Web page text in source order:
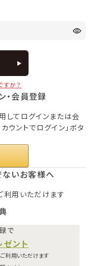
か？
・会員登録
てログインまたは会
ウントでログイン」ボタ
いお客様へ
用いただけます
で
ント
利用いただけます